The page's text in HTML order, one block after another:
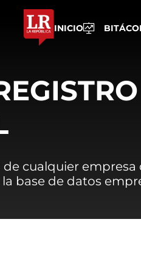
INICIO
de cualquier
base de datos